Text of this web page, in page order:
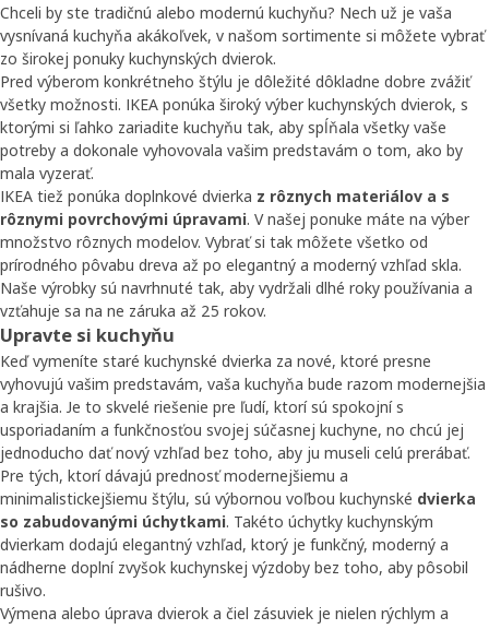
Chceli by ste tradičnú alebo modernú kuchyňu? Nech už je vaša
vysnívaná kuchyňa akákoľvek, v našom sortimente si môžete vybrať
zo širokej ponuky kuchynských dvierok.
Pred výberom konkrétneho štýlu je dôležité dôkladne dobre zvážiť
všetky možnosti. IKEA ponúka široký výber kuchynských dvierok, s
ktorými si ľahko zariadite kuchyňu tak, aby spĺňala všetky vaše
potreby a dokonale vyhovovala vašim predstavám o tom, ako by
mala vyzerať.
IKEA tiež ponúka doplnkové dvierka z rôznych materiálov a s
rôznymi povrchovými úpravami. V našej ponuke máte na výber
množstvo rôznych modelov. Vybrať si tak môžete všetko od
prírodného pôvabu dreva až po elegantný a moderný vzhľad skla.
Naše výrobky sú navrhnuté tak, aby vydržali dlhé roky používania a
vzťahuje sa na ne záruka až 25 rokov.
Upravte si kuchyňu
Keď vymeníte staré kuchynské dvierka za nové, ktoré presne
vyhovujú vašim predstavám, vaša kuchyňa bude razom modernejšia
a krajšia. Je to skvelé riešenie pre ľudí, ktorí sú spokojní s
usporiadaním a funkčnosťou svojej súčasnej kuchyne, no chcú jej
jednoducho dať nový vzhľad bez toho, aby ju museli celú prerábať.
Pre tých, ktorí dávajú prednosť modernejšiemu a
minimalistickejšiemu štýlu, sú výbornou voľbou kuchynské dvierka
so zabudovanými úchytkami. Takéto úchytky kuchynským
dvierkam dodajú elegantný vzhľad, ktorý je funkčný, moderný a
nádherne doplní zvyšok kuchynskej výzdoby bez toho, aby pôsobil
rušivo.
Výmena alebo úprava dvierok a čiel zásuviek je nielen rýchlym a